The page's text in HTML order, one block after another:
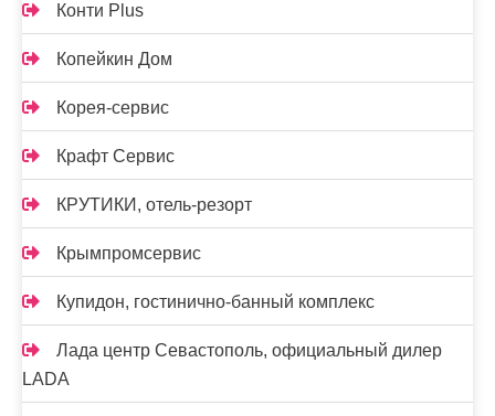
Конти Plus
Копейкин Дом
Корея-сервис
Крафт Сервис
КРУТИКИ, отель-резорт
Крымпромсервис
Купидон, гостинично-банный комплекс
Лада центр Севастополь, официальный дилер
LADA